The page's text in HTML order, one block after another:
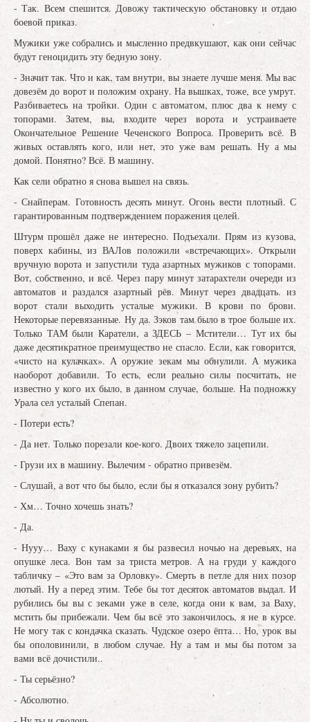
- Так. Всем спешится. Довожу тактическую обстановку и отдаю
боевой приказ.
Мужики уже собрались и мысленно предвкушают, как они сейчас
будут геноцидить эту бедную зону.
- Значит так. Что и как, там внутри, вы знаете лучше меня. Мы вас
довезём до ворот и положим охрану. На вышках, тоже, все умрут.
Разбиваетесь на тройки. Один с автоматом, плюс два к нему с
топорами. Затем, вы, входите через ворота и устраиваете
Окончательное Решение Чеченского Вопроса. Проверить всё. В
живых оставлять кого, или нет, это уже вам решать. Ну а мы
домой. Понятно? Всё. В машину.
Как сели обратно я снова вышел на связь.
- Снайперам. Готовность десять минут. Огонь вести плотный. С
гарантированным подтверждением поражения целей.
Штурм прошёл даже не интересно. Подъехали. Прям из кузова,
поверх кабины, из ВАЛов положили «встречающих». Открыли
вручную ворота и запустили туда азартных мужиков с топорами.
Вот, собственно, и всё. Через пару минут затарахтели очереди из
автоматов и раздался азартный рёв. Минут через двадцать. из
ворот стали выходить усталые мужики. В крови по брови.
Некоторые перевязанные. Ну да. Зэков там было в трое больше их.
Только ТАМ были Каратели, а ЗДЕСЬ – Мстители… Тут их бы
даже десятикратное преимущество не спасло. Если, как говорится,
«чисто на кулачках». А оружие зекам мы обнулили. А мужика
наоборот добавили. То есть, если реально силы посчитать, не
известно у кого их было, в данном случае, больше. На подножку
Урала сел усталый Спепан.
- Потери есть?
- Да нет. Только порезали кое-кого. Двоих тяжело зацепили.
- Грузи их в машину. Вылечим - обратно привезём.
- Слушай, а вот что бы было, если бы я отказался зону рубить?
- Хм… Точно хочешь знать?
- Да.
- Нууу… Ваху с кунаками я бы развесил ночью на деревьях, на
опушке леса. Вон там за триста метров. А на груди у каждого
табличку – «Это вам за Орловку». Смерть в петле для них позор
лютый. Ну а перед этим. Тебе бы тот десяток автоматов выдал. И
рубились бы вы с зеками уже в селе, когда они к вам, за Ваху,
мстить бы прибежали. Чем бы всё это закончилось, я не в курсе.
Не могу так с кондачка сказать. Чудское озеро ёпта… Но, урок вы
бы ополовинили, в любом случае. Ну а там и мы бы потом за
вами всё дочистили..
- Ты серьёзно?
- Абсолютно.